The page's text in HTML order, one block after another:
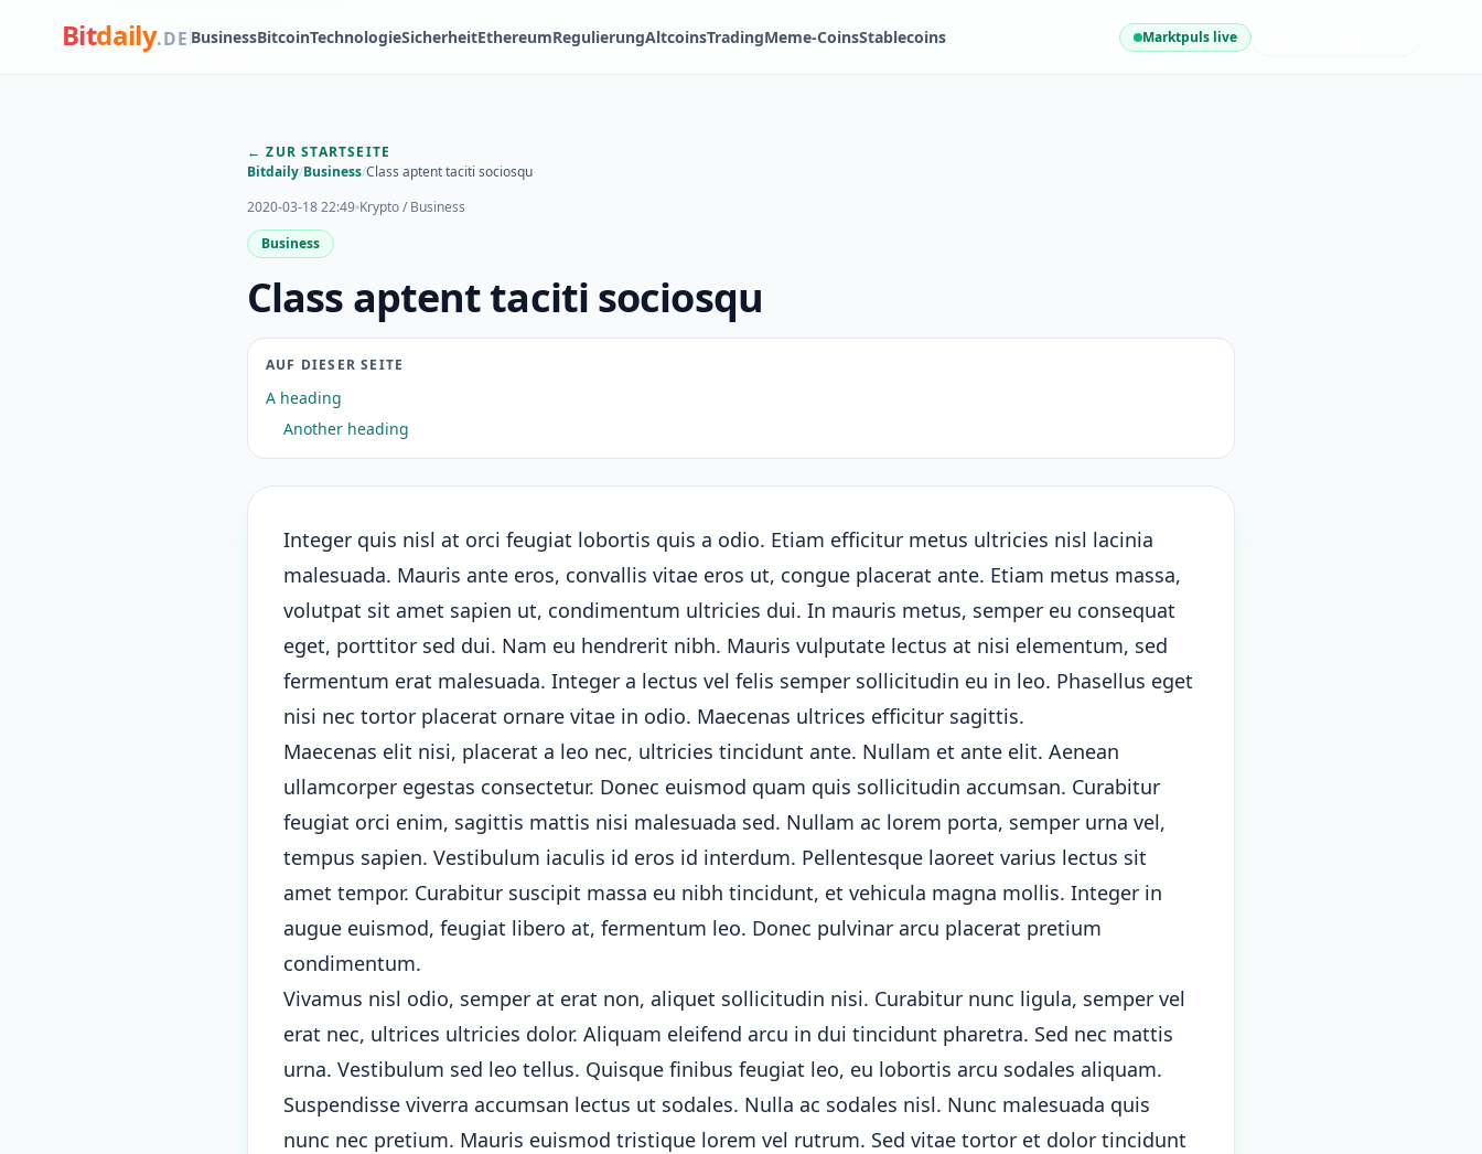
Bitdaily.DE BusinessBitcoinTechnologieSicherheitEthereumRegulierungAltcoinsTradingMeme-CoinsStablecoins Marktpuls live
← ZUR STARTSEITE
Bitdaily/Business/Class aptent taciti sociosqu
2020-03-18 22:49 Krypto / Business
Business
Class aptent taciti sociosqu
AUF DIESER SEITE
A heading
Another heading
Integer quis nisl at orci feugiat lobortis quis a odio. Etiam efficitur metus ultricies nisl lacinia
malesuada. Mauris ante eros, convallis vitae eros ut, congue placerat ante. Etiam metus massa,
volutpat sit amet sapien ut, condimentum ultricies dui. In mauris metus, semper eu consequat
eget, porttitor sed dui. Nam eu hendrerit nibh. Mauris vulputate lectus at nisi elementum, sed
fermentum erat malesuada. Integer a lectus vel felis semper sollicitudin eu in leo. Phasellus eget
nisi nec tortor placerat ornare vitae in odio. Maecenas ultrices efficitur sagittis.
Maecenas elit nisi, placerat a leo nec, ultricies tincidunt ante. Nullam et ante elit. Aenean
ullamcorper egestas consectetur. Donec euismod quam quis sollicitudin accumsan. Curabitur
feugiat orci enim, sagittis mattis nisi malesuada sed. Nullam ac lorem porta, semper urna vel,
tempus sapien. Vestibulum iaculis id eros id interdum. Pellentesque laoreet varius lectus sit
amet tempor. Curabitur suscipit massa eu nibh tincidunt, et vehicula magna mollis. Integer in
augue euismod, feugiat libero at, fermentum leo. Donec pulvinar arcu placerat pretium
condimentum.
Vivamus nisl odio, semper at erat non, aliquet sollicitudin nisi. Curabitur nunc ligula, semper vel
erat nec, ultrices ultricies dolor. Aliquam eleifend arcu in dui tincidunt pharetra. Sed nec mattis
urna. Vestibulum sed leo tellus. Quisque finibus feugiat leo, eu lobortis arcu sodales aliquam.
Suspendisse viverra accumsan lectus ut sodales. Nulla ac sodales nisl. Nunc malesuada quis
nunc nec pretium. Mauris euismod tristique lorem vel rutrum. Sed vitae tortor et dolor tincidunt